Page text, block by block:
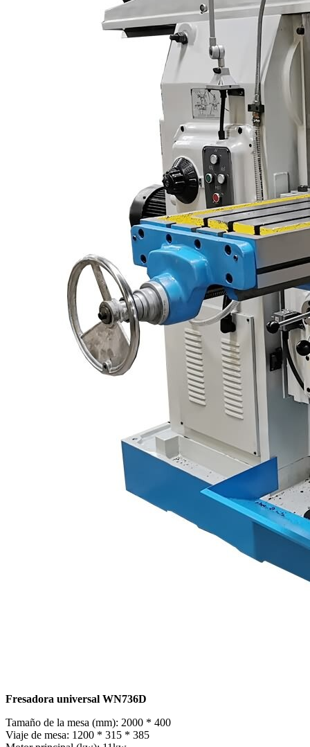
Fresadora universal WN736D
Tamaño de la mesa (mm): 2000 * 400
Viaje de mesa: 1200 * 315 * 385